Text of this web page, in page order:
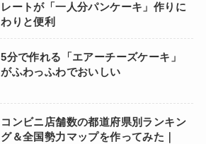
レートが「一人分パンケーキ」作りに
わりと便利
5分で作れる「エアーチーズケーキ」
がふわっふわでおいしい
コンビニ店舗数の都道府県別ランキン
グ＆全国勢力マップを作ってみた｜